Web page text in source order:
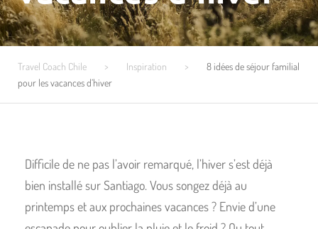
Travel Coach Chile > Inspiration >
8 idées de séjour familial
pour les vacances d’hiver
Difficile de ne pas l’avoir remarqué, l’hiver s’est déjà
bien installé sur Santiago. Vous songez déjà au
printemps et aux prochaines vacances ? Envie d’une